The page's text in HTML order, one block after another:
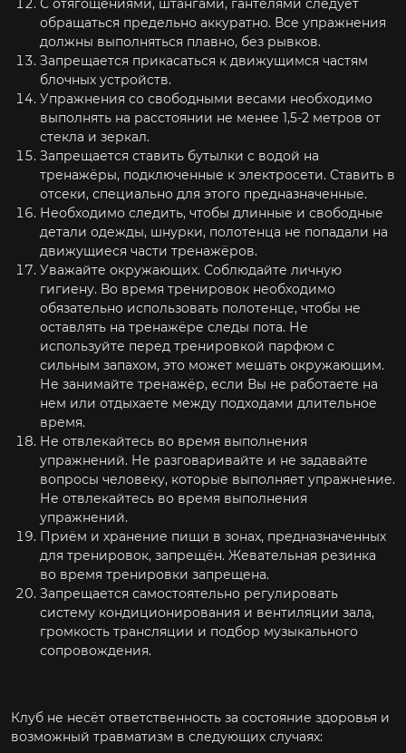
С отягощениями, штангами, гантелями следует
обращаться предельно аккуратно. Все упражнения
должны выполняться плавно, без рывков.
Запрещается прикасаться к движущимся частям
блочных устройств.
Упражнения со свободными весами необходимо
выполнять на расстоянии не менее 1,5-2 метров от
стекла и зеркал.
Запрещается ставить бутылки с водой на
тренажёры, подключенные к электросети. Ставить в
отсеки, специально для этого предназначенные.
Необходимо следить, чтобы длинные и свободные
детали одежды, шнурки, полотенца не попадали на
движущиеся части тренажёров.
Уважайте окружающих. Соблюдайте личную
гигиену. Во время тренировок необходимо
обязательно использовать полотенце, чтобы не
оставлять на тренажёре следы пота. Не
используйте перед тренировкой парфюм с
сильным запахом, это может мешать окружающим.
Не занимайте тренажёр, если Вы не работаете на
нем или отдыхаете между подходами длительное
время.
Не отвлекайтесь во время выполнения
упражнений. Не разговаривайте и не задавайте
вопросы человеку, которые выполняет упражнение.
Не отвлекайтесь во время выполнения
упражнений.
Приём и хранение пищи в зонах, предназначенных
для тренировок, запрещён. Жевательная резинка
во время тренировки запрещена.
Запрещается самостоятельно регулировать
систему кондиционирования и вентиляции зала,
громкость трансляции и подбор музыкального
сопровождения.
Клуб не несёт ответственность за состояние здоровья и
возможный травматизм в следующих случаях: